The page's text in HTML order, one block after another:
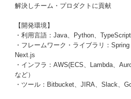
解決しチーム・プロダクトに貢献
【開発環境】
・利用言語：Java、Python、
・フレームワーク・ライブラリ：
Next.js
・インフラ：AWS(ECS、Lambda、
など）
・ツール：Bitbucket、JIRA、Slack、